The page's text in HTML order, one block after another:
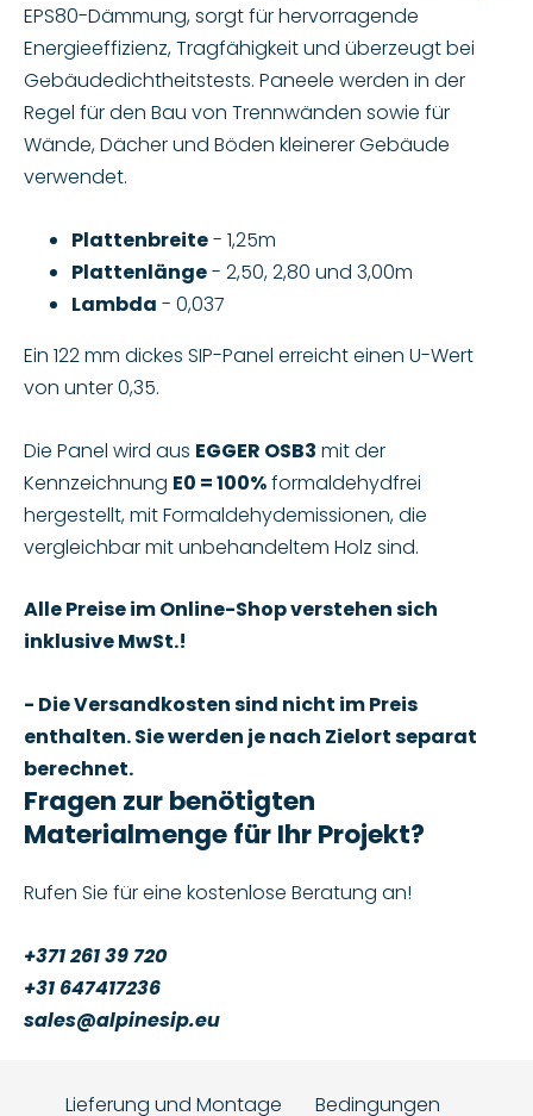
Fragen zur benötigten
Materialmenge für Ihr Projekt?
Rufen Sie für eine kostenlose Beratung an!
+371 261 39 720
+31 647417236
sales@alpinesip.eu
EPS80-Dämmung, sorgt für hervorragende
Energieeffizienz, Tragfähigkeit und überzeugt bei
Gebäudedichtheitstests. Paneele werden in der
Regel für den Bau von Trennwänden sowie für
Wände, Dächer und Böden kleinerer Gebäude
verwendet.
Plattenbreite- 1,25m
Plattenlänge- 2,50, 2,80 und 3,00m
Lambda - 0,037
Ein 122 mm dickes SIP-Panel erreicht einen U-Wert
von unter 0,35.
Die Panel wird aus EGGER OSB3 mit der
Kennzeichnung E0 = 100%formaldehydfrei
hergestellt, mit Formaldehydemissionen, die
vergleichbar mit unbehandeltem Holz sind.
Alle Preise im Online-Shop verstehen sich
inklusive MwSt.!
- Die Versandkosten sind nicht im Preis
enthalten. Sie werden je nach Zielort separat
berechnet.
Lieferung und Montage Bedingungen